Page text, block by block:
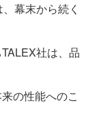
幕末から続く
社は、品
の性能へのこ